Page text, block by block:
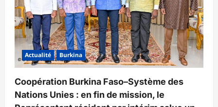
Actualité Burkina
Coopération Burkina Faso–Système des
Nations Unies : en fin de mission, le